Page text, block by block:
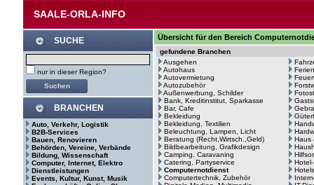
SAALE-ORLA-INFO
SUCHE
nur in dieser Region?
BRANCHEN
Auto, Verkehr, Logistik
B2B-Services
Bauen, Renovieren
Behörden, Vereine, Verbände
Bildung, Wissenschaft
Computer, Internet, Elektro
Dienstleistungen
Events, Kultur, Kunst, Musik
Übersicht für den Bereich
gefundene Branchen
Ausgehen
Autohaus
Autovermietung
Autozubehör
Außenwerbung, Schilder
Bank, Kreditinstitut, Sparkasse
Bar, Cafe
Bekleidung
Bekleidung, Textilien
Beleuchtung, Lampen, Licht
Beratung (Recht,Wirtsch.,Geld)
Bildbearbeitung, Grafikdesign
Camping, Caravaning
Catering, Partyservice
Computernotdienst
Computertechnik, Zubehör
Haus